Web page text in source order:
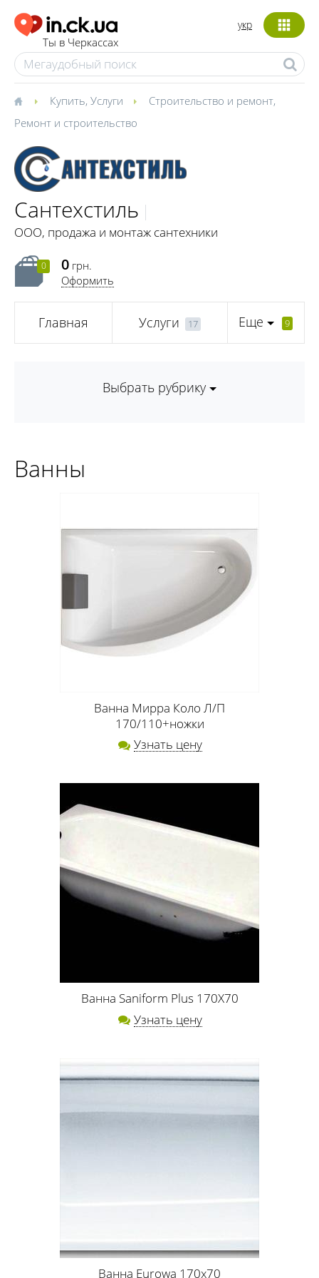
Ты в Черкассах
укр
Купить, Услуги Строительство и ремонт,
Ремонт и строительство
Сантехстиль
ООО, продажа и монтаж сантехники
0 0 грн.
Оформить
Главная Услуги 17 Еще 9
Выбрать рубрику
Ванны
Ванна Мирра Коло Л/П
170/110+ножки
Узнать цену
Ванна Saniform Plus 170X70
Узнать цену
Ванна Eurowa 170x70